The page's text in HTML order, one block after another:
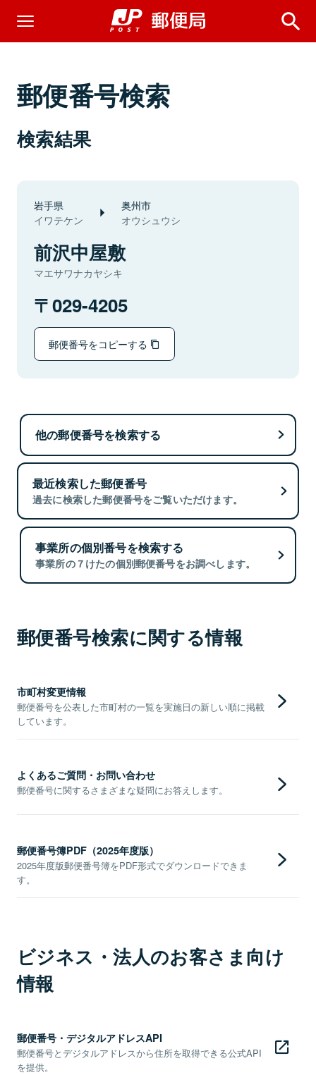
郵便番号検索
検索結果
岩手県
イワテケン
奥州市
オウシュウシ
前沢中屋敷
マエサワナカヤシキ
029-4205
郵便番号をコピーする
他の郵便番号を検索する
最近検索した郵便番号
過去に検索した郵便番号をご覧いただけます。
事業所の個別番号を検索する
事業所の７けたの個別郵便番号をお調べします。
郵便番号検索に関する情報
市町村変更情報
郵便番号を公表した市町村の一覧を実施日の新しい順に掲載
しています。
よくあるご質問・お問い合わせ
郵便番号に関するさまざまな疑問にお答えします。
郵便番号簿PDF（2025年度版）
2025年度版郵便番号簿をPDF形式でダウンロードできま
す。
ビジネス・法人のお客さま向け
情報
郵便番号・デジタルアドレスAPI
郵便番号とデジタルアドレスから住所を取得できる公式API
を提供。